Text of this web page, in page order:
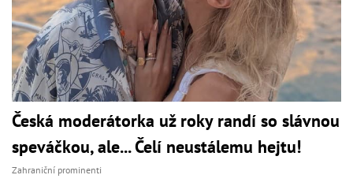
Česká moderátorka už roky randí so slávnou
speváčkou, ale... Čelí neustálemu hejtu!
Zahraniční prominenti